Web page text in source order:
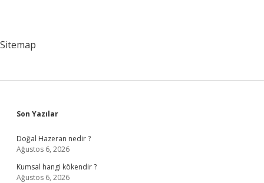
Sitemap
Sidebar
Son Yazılar
Doğal Hazeran nedir ?
Ağustos 6, 2026
Kumsal hangi kökendir ?
Ağustos 6, 2026